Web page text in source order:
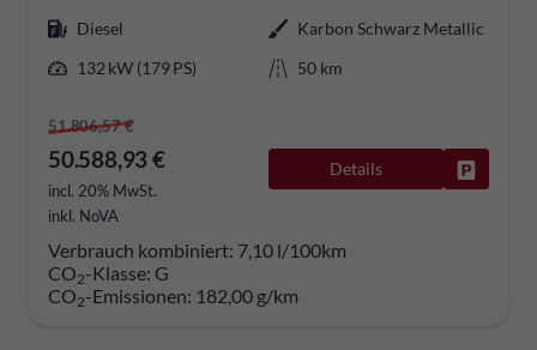
Diesel
Karbon Schwarz Metallic
132 kW (179 PS)
50 km
51.806,57 €
50.588,93 €
incl. 20% MwSt.
inkl. NoVA
Details
Verbrauch kombiniert: 7,10 l/100km
CO2-Klasse: G
CO2-Emissionen: 182,00 g/km